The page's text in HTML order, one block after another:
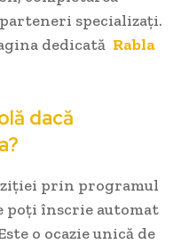
specializați.
dedicată Rabla
dacă
prin programul
poți înscrie automat
o ocazie unică de